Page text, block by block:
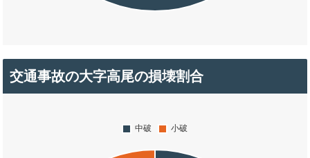
交通事故の大字高尾の損壊割合